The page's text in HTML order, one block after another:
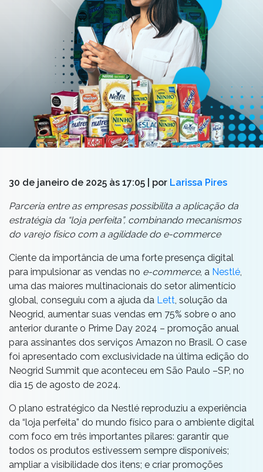
30 de janeiro de 2025 às 17:05 | por Larissa Pires
Parceria entre as empresas possibilita a aplicação da
estratégia da “loja perfeita”, combinando mecanismos
do varejo físico com a agilidade do e-commerce
Ciente da importância de uma forte presença digital
para impulsionar as vendas no e-commerce, a Nestlé
uma das maiores multinacionais do setor alimentício
global, conseguiu com a ajuda da Lett , solução da
Neogrid, aumentar suas vendas em 75% sobre o ano
anterior durante o Prime Day 2024 – promoção anual
para assinantes dos serviços Amazon no Brasil. O case
foi apresentado com exclusividade na última edição do
Neogrid Summit que aconteceu em São Paulo –SP, no
dia 15 de agosto de 2024.
O plano estratégico da Nestlé reproduziu a experiência
da “loja perfeita” do mundo físico para o ambiente digital
com foco em três importantes pilares: garantir que
todos os produtos estivessem sempre disponíveis;
ampliar a visibilidade dos itens; e criar promoções